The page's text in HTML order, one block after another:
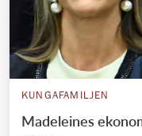
KUNGAFAMILJEN
Madeleines